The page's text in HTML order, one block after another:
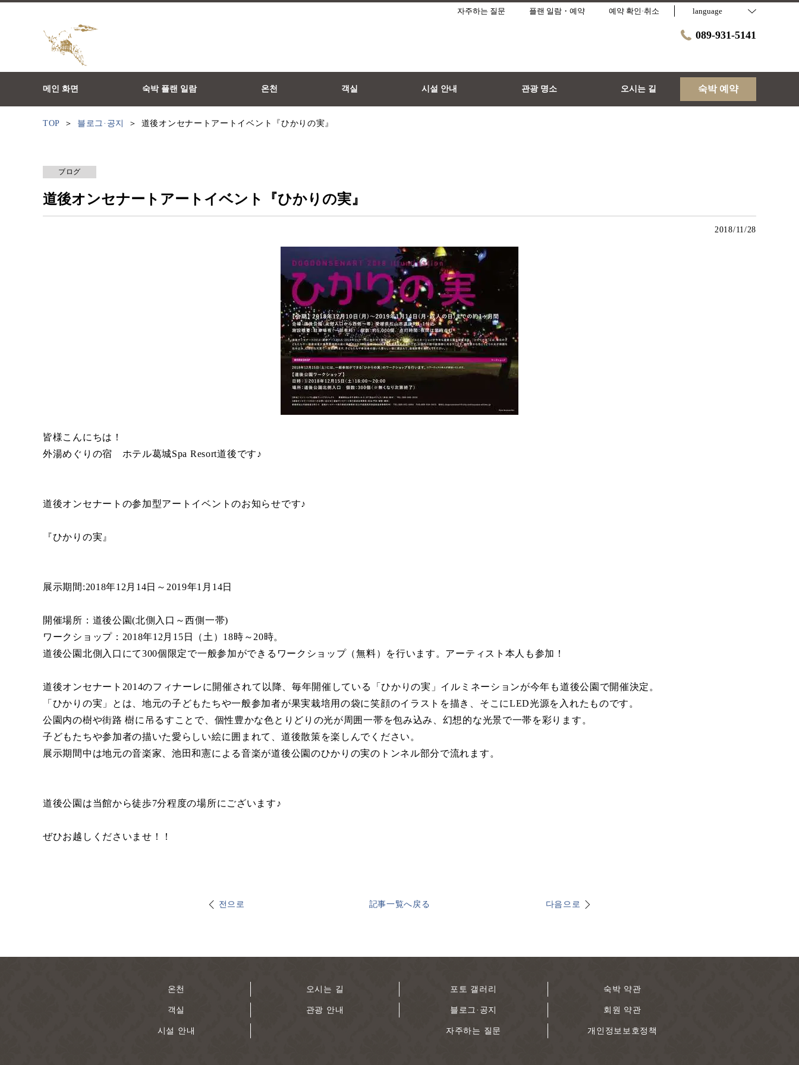
자주하는 질문 플랜 일람・예약 예약 확인·취소 language
089-931-5141
메인 화면 숙박 플랜 일람 온천 객실 시설 안내 관광 명소 오시는 길 숙박 예약
TOP 블로그·공지 道後オンセナートアートイベント『ひかりの実』
ブログ
道後オンセナートアートイベント『ひかりの実』
2018/11/28
皆様こんにちは！
外湯めぐりの宿 ホテル葛城Spa Resort道後です♪
道後オンセナートの参加型アートイベントのお知らせです♪
『ひかりの実』
展示期間:2018年12月14日～2019年1月14日
開催場所：道後公園(北側入口～西側一帯)
ワークショップ：2018年12月15日（土）18時～20時。
道後公園北側入口にて300個限定で一般参加ができるワークショップ（無料）を行います。アーティスト本人も参加！
道後オンセナート2014のフィナーレに開催されて以降、毎年開催している「ひかりの実」イルミネーションが今年も道後公園で開催決定。
「ひかりの実」とは、地元の子どもたちや一般参加者が果実栽培用の袋に笑顔のイラストを描き、そこにLED光源を入れたものです。
公園内の樹や街路 樹に吊るすことで、個性豊かな色とりどりの光が周囲一帯を包み込み、幻想的な光景で一帯を彩ります。
子どもたちや参加者の描いた愛らしい絵に囲まれて、道後散策を楽しんでください。
展示期間中は地元の音楽家、池田和憲による音楽が道後公園のひかりの実のトンネル部分で流れます。
道後公園は当館から徒歩7分程度の場所にございます♪
ぜひお越しくださいませ！！
전으로 記事一覧へ戻る 다음으로
온천
객실
시설 안내
오시는 길
관광 안내
포토 갤러리
블로그·공지
자주하는 질문
숙박 약관
회원 약관
개인정보보호정책